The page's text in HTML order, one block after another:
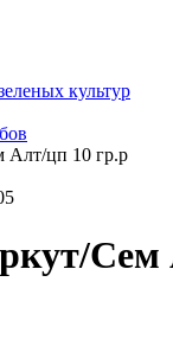
культур
Алт/цп 10 гр.р
Сем